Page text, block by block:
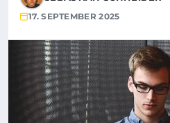
17. SEPTEMBER 2025